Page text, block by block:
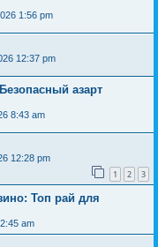
1:56 pm
12:37 pm
азарт
8:43 am
12:28 pm
1 2 3
Топ рай для
am